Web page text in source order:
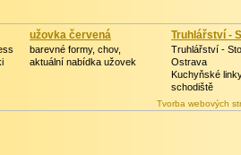
užovka červená
barevné formy, chov,
aktuální nabídka užovek
Truhlářství -
Truhlářství -
Ostrava
Kuchyňské
schodiště
Tvorba webových